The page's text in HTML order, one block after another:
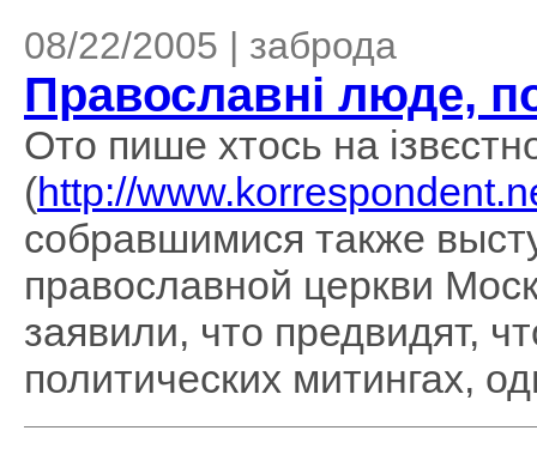
08/22/2005 | заброда
Православні люде,
Ото пише хтось на
(http://
собравшимися также
православной церкви
заявили, что предвидят,
политических митингах,